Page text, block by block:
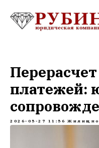
платежей:
2026-05-27 11:56